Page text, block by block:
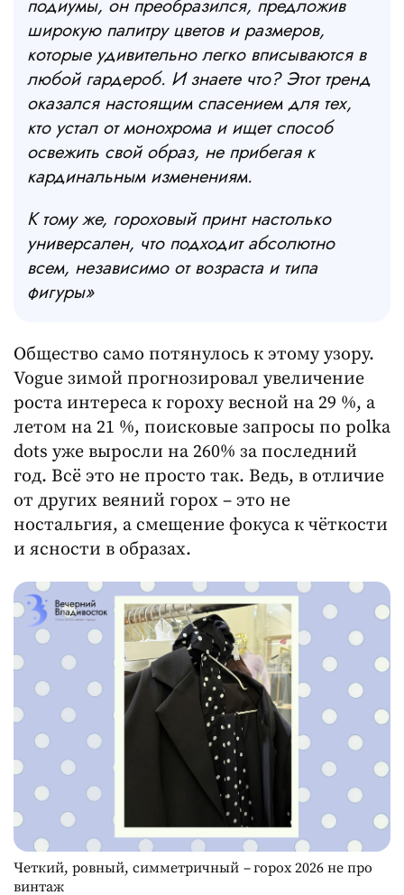
подиумы, он преобразился, предложив
широкую палитру цветов и размеров,
которые удивительно легко вписываются в
любой гардероб. И знаете что? Этот тренд
оказался настоящим спасением для тех,
кто устал от монохрома и ищет способ
освежить свой образ, не прибегая к
кардинальным изменениям.
К тому же, гороховый принт настолько
универсален, что подходит абсолютно
всем, независимо от возраста и типа
фигуры»
Общество само потянулось к этому узору.
Vogue зимой прогнозировал увеличение
роста интереса к гороху весной на 29 %, а
летом на 21 %, поисковые запросы по polka
dots уже выросли на 260% за последний
год. Всё это не просто так. Ведь, в отличие
от других веяний горох – это не
ностальгия, а смещение фокуса к чёткости
и ясности в образах.
Четкий, ровный, симметричный –горох 2026 не про
винтаж